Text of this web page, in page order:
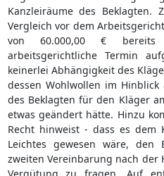
Kanzleiräume des
Vergleich vor dem
von 60.000,00 € bereits
arbeitsgerichtliche Termin
keinerlei Abhängigkeit des
dessen Wohlwollen im
des Beklagten für den Kläger
etwas geändert hätte. Hinzu
Recht hinweist - dass es dem
Leichtes gewesen wäre, den
zweiten Vereinbarung nach der
Vergütung zu fragen. Auf